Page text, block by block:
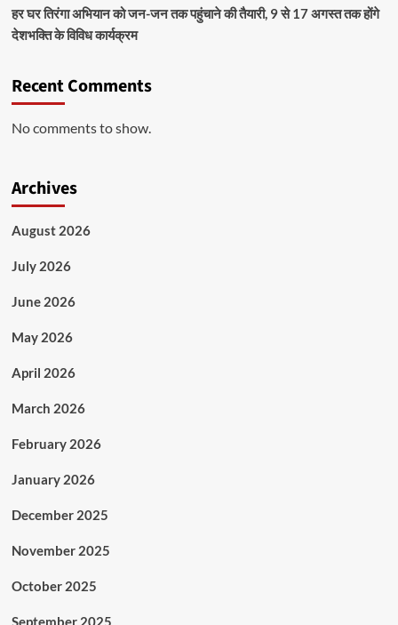
हर घर तिरंगा अभियान को जन-जन तक पहुंचाने की तैयारी, 9 से 17 अगस्त तक होंगे
देशभक्ति के विविध कार्यक्रम
Recent Comments
No comments to show.
Archives
August 2026
July 2026
June 2026
May 2026
April 2026
March 2026
February 2026
January 2026
December 2025
November 2025
October 2025